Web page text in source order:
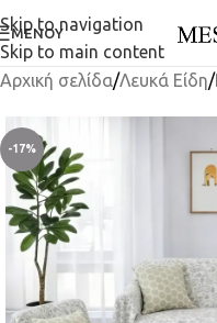
Skip to navigation
Skip to main content
ΜΕΝΟΎ
Αρχική σελίδα/Λευκά Είδη/
-17%